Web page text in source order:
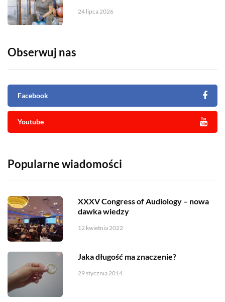
24 lipca 2026
Obserwuj nas
Facebook
Youtube
Popularne wiadomości
XXXV Congress of Audiology – nowa
dawka wiedzy
12 kwietnia 2022
Jaka długość ma znaczenie?
29 stycznia 2014